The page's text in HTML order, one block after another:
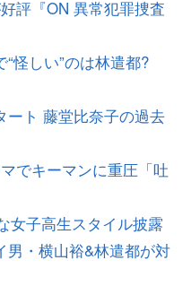
評『ON 異常犯罪捜査
怪しい”のは林遣都?
ート 藤堂比奈子の過去
でキーマンに重圧「吐
女子高生スタイル披露
男・横山裕&林遣都が対